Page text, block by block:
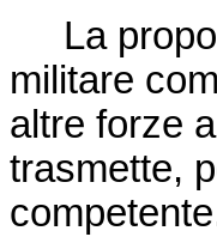
La
militare
altre forze
trasmette,